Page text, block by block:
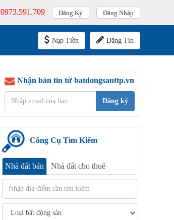
0973.591.709 Đăng Ký Đăng Nhập
Nạp Tiền Đăng Tin
Nhận bản tin từ batdongsanttp.vn
Đăng ký
Công Cụ Tìm Kiếm
Nhà đất bán Nhà đất cho thuê